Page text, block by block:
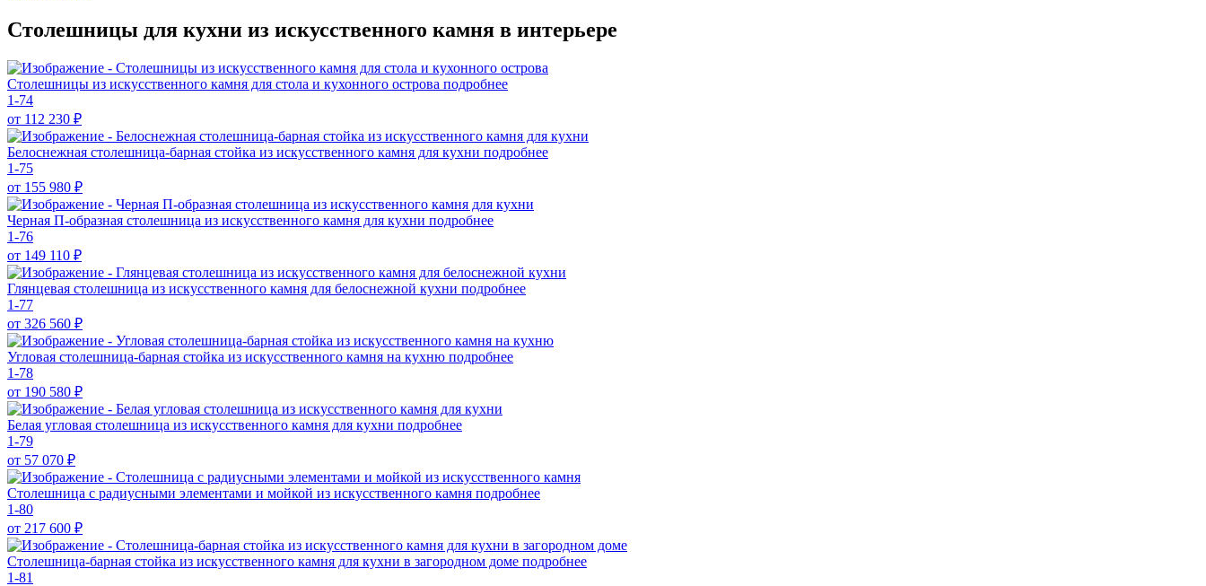
Столешницы для кухни из искусственного камня в интерьере
Столешницы из искусственного камня для стола и кухонного острова подробнее
1-74
от 112 230 ₽
Белоснежная столешница-барная стойка из искусственного камня для кухни подробнее
1-75
от 155 980 ₽
Черная П-образная столешница из искусственного камня для кухни подробнее
1-76
от 149 110 ₽
Глянцевая столешница из искусственного камня для белоснежной кухни подробнее
1-77
от 326 560 ₽
Угловая столешница-барная стойка из искусственного камня на кухню подробнее
1-78
от 190 580 ₽
Белая угловая столешница из искусственного камня для кухни подробнее
1-79
от 57 070 ₽
Столешница с радиусными элементами и мойкой из искусственного камня подробнее
1-80
от 217 600 ₽
Столешница-барная стойка из искусственного камня для кухни в загородном доме подробнее
1-81